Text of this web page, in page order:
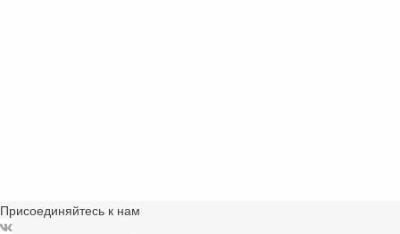
Присоединяйтесь к нам